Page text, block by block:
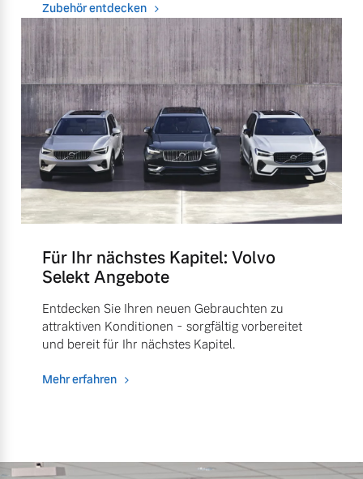
Zubehör entdecken
Für Ihr nächstes Kapitel: Volvo
Selekt Angebote
Entdecken Sie Ihren neuen Gebrauchten zu
attraktiven Konditionen - sorgfältig vorbereitet
und bereit für Ihr nächstes Kapitel.
Mehr erfahren